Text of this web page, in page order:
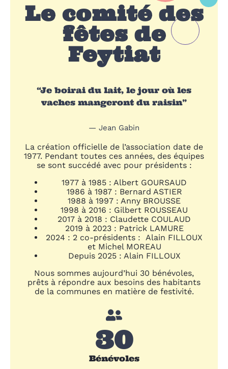
Le comité des
fêtes de
Feytiat
“Je boirai du lait, le jour où les
vaches mangeront du raisin”
— Jean Gabin
La création officielle de l’association date de
1977. Pendant toutes ces années, des équipes
se sont succédé avec pour présidents :
1977 à 1985 : Albert GOURSAUD
1986 à 1987 : Bernard ASTIER
1988 à 1997 : Anny BROUSSE
1998 à 2016 : Gilbert ROUSSEAU
2017 à 2018 : Claudette COULAUD
2019 à 2023 : Patrick LAMURE
2024 : 2 co-présidents : Alain FILLOUX
et Michel MOREAU
Depuis 2025 : Alain FILLOUX
Nous sommes aujourd’hui 30 bénévoles,
prêts à répondre aux besoins des habitants
de la communes en matière de festivité.
30
Bénévoles